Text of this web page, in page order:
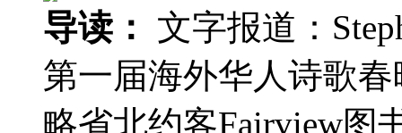
导读：
文字报道：
第一届海外华人诗歌
略省北约客Fairview图